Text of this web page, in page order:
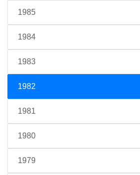
1985
1984
1983
1982
1981
1980
1979